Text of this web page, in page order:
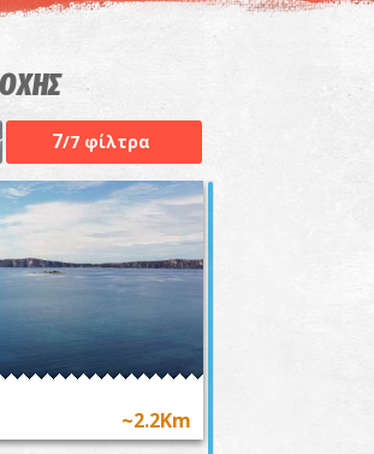
7/7 φίλτρα
~2.2Km